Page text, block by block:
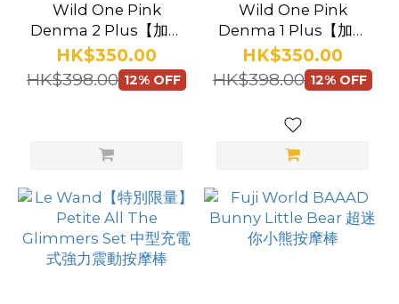
Wild One Pink
Denma 2 Plus【加強
版】絕對潮吹 AV 按摩
棒
HK$350.00
HK$398.00 12% OFF
Wild One Pink
Denma 1 Plus【加強
版】絕對潮吹 AV 按摩
棒
HK$350.00
HK$398.00 12% OFF